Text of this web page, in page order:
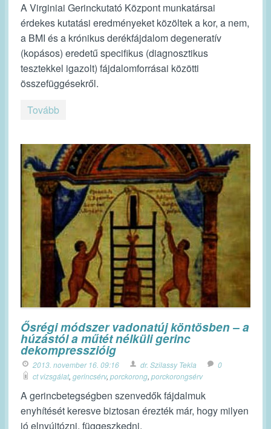
A Virginiai Gerinckutató Központ munkatársai
érdekes kutatási eredményeket közöltek a kor, a nem,
a BMI és a krónikus derékfájdalom degeneratív
(kopásos) eredetű specifikus (diagnosztikus
tesztekkel igazolt) fájdalomforrásai közötti
összefüggésekről.
Tovább
Ősrégi módszer vadonatúj köntösben – a
húzástól a műtét nélküli gerinc
dekompresszióig
2013. november 16. 09:16 dr. Szilassy Tekla
0
ct vizsgálat, gerincsérv, porckorong, porckorongsérv
A gerincbetegségben szenvedők fájdalmuk
enyhítését keresve biztosan érezték már, hogy milyen
jó elnyújtózni, függeszkedni.